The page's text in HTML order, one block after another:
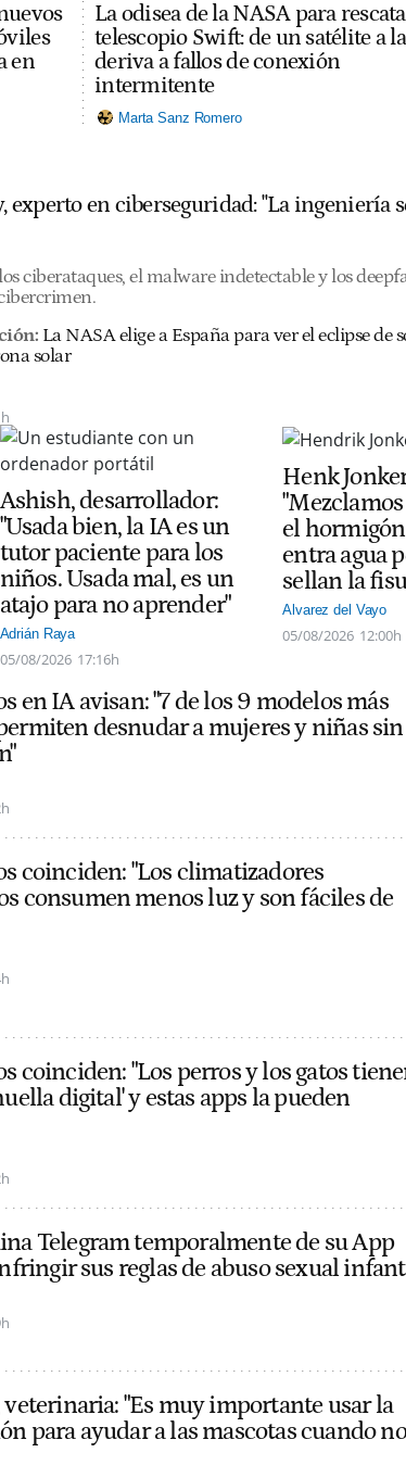
en
La odisea de la NASA para
telescopio Swift: de un satélite a la
deriva a fallos de conexión
intermitente
Marta Sanz Romero
experto en ciberseguridad: "La
ciberataques, el malware indetectable y los
La NASA elige a España para ver el eclipse de
solar
Ashish, desarrollador:
"Usada bien, la IA es un
tutor paciente para los
niños. Usada mal, es un
atajo para no aprender"
Adrián Raya
05/08/2026 17:16h
Henk
el
entra agua
sellan la
Alvarez del Vayo
05/08/2026 12:00h
en IA avisan: "7 de los 9 modelos más
desnudar a mujeres y niñas sin
coinciden: "Los climatizadores
consumen menos luz y son fáciles de
coinciden: "Los perros y los gatos
digital' y estas apps la pueden
Telegram temporalmente de su App
sus reglas de abuso sexual
veterinaria: "Es muy importante usar la
para ayudar a las mascotas cuando no